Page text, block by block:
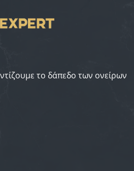
το δάπεδο των ονείρων